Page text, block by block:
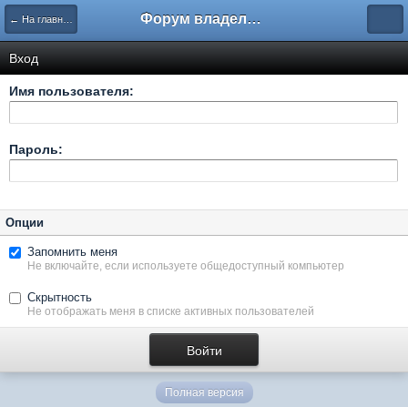
← На главную Форум владельцев интернет-магазинов
Вход
Имя пользователя:
Пароль:
Опции
Запомнить меня
Не включайте, если используете общедоступный компьютер
Скрытность
Не отображать меня в списке активных пользователей
Полная версия